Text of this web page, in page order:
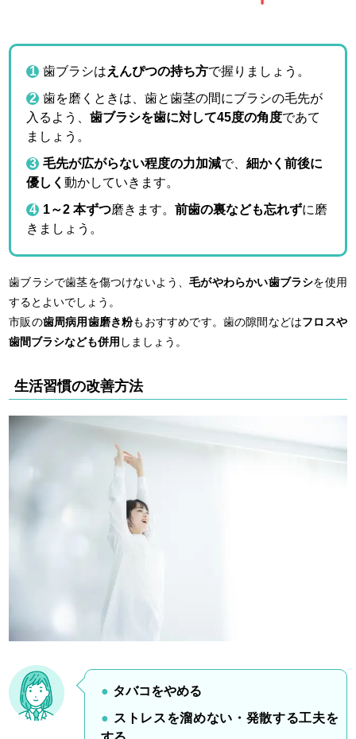
歯ブラシはえんぴつの持ち方で握りましょう。
歯を磨くときは、歯と歯茎の間にブラシの毛先が
入るよう、歯ブラシを歯に対して45度の角度であて
ましょう。
毛先が広がらない程度の力加減で、細かく前後に
優しく動かしていきます。
1～2 本ずつ磨きます。前歯の裏なども忘れずに磨
きましょう。
歯ブラシで歯茎を傷つけないよう、毛がやわらかい歯ブラシを使用
するとよいでしょう。
市販の歯周病用歯磨き粉もおすすめです。歯の隙間などはフロスや
歯間ブラシなども併用 しましょう。
生活習慣の改善方法
タバコをやめる
ストレスを溜めない・発散する工夫を